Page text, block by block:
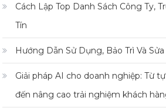
Cách Lập Top Danh Sách Công Ty,
Tín
Hướng Dẫn Sử Dụng, Bảo Trì Và
Giải pháp AI cho doanh nghiệp: Từ
đến nâng cao trải nghiệm khách